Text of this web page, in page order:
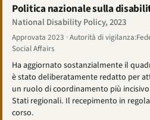
Politica nazionale sulla
National Disability Policy, 2023
Approvata 2023 · Autorità di
Social Affairs
Ha aggiornato sostanzialmente il
è stato deliberatamente redatto per
un ruolo di coordinamento più
Stati regionali. Il recepimento in
corso.